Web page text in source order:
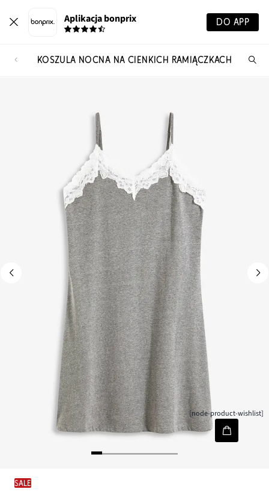
Aplikacja bonprix DO APP
KOSZULA NOCNA NA CIENKICH RAMIĄCZKACH
[node-product-wishlist]
SALE